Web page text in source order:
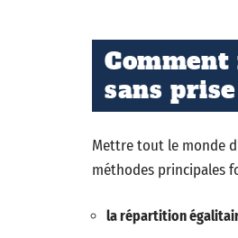
sans
Mettre tout le monde
méthodes principales
la répartition